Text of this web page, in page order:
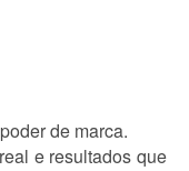
de marca.
e resultados que